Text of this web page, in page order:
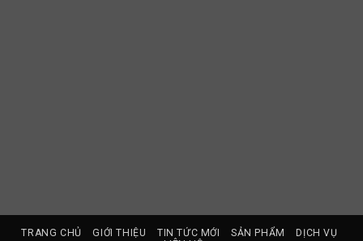
TRANG CHỦ GIỚI THIỆU TIN TỨC MỚI SẢN PHẨM
DỊCH VỤ